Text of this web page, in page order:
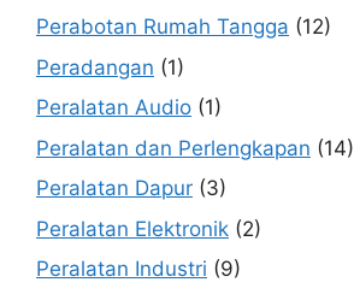
Perabotan Rumah Tangga (12)
Peradangan (1)
Peralatan Audio (1)
Peralatan dan Perlengkapan (14)
Peralatan Dapur (3)
Peralatan Elektronik (2)
Peralatan Industri (9)